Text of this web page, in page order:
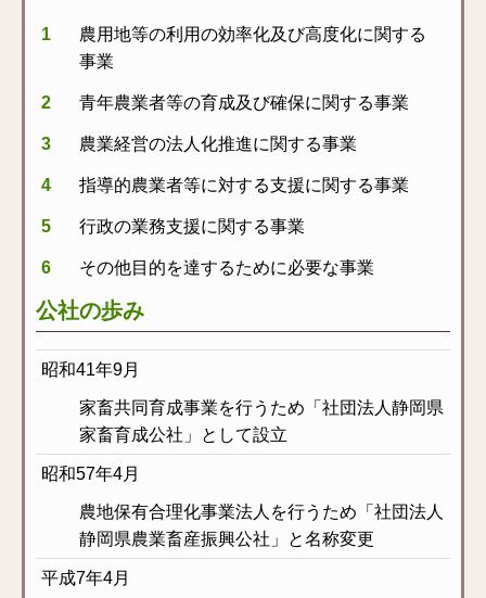
農用地等の利用の効率化及び高度化に関する
事業
青年農業者等の育成及び確保に関する事業
農業経営の法人化推進に関する事業
指導的農業者等に対する支援に関する事業
行政の業務支援に関する事業
その他目的を達するために必要な事業
公社の歩み
昭和41年9月
家畜共同育成事業を行うため「社団法人静岡県
家畜育成公社」として設立
昭和57年4月
農地保有合理化事業法人を行うため「社団法人
静岡県農業畜産振興公社」と名称変更
平成7年4月